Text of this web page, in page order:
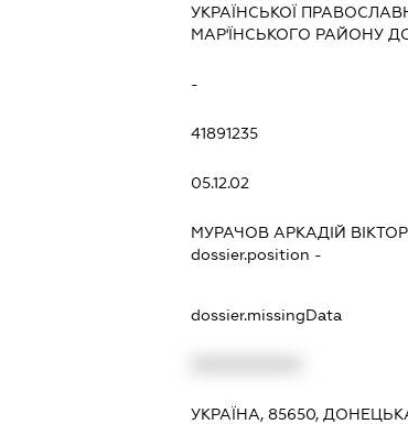
УКРАЇНСЬКОЇ
МАР'ЇНСЬКОГО РАЙОНУ
-
41891235
05.12.02
МУРАЧОВ АРКАДІЙ
dossier.position -
dossier.missingData
УКРАЇНА, 85650,